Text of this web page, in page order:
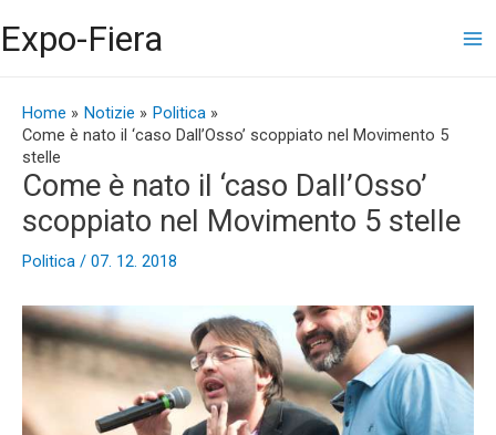
al
contenuto
Expo-Fiera
Home Notizie
Politica
Come è nato il ‘caso Dall’Osso’ scoppiato nel Movimento 5
stelle
Come è nato il ‘caso Dall’Osso’
scoppiato nel Movimento 5 stelle
Politica / 07. 12. 2018
articoli